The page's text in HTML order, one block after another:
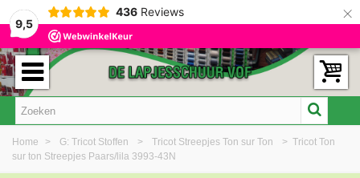
9,5
436 Reviews ×
Home > G: Tricot Stoffen > Tricot Streepjes Ton sur Ton > Tricot Ton
sur ton Streepjes Paars/lila 3993-43N